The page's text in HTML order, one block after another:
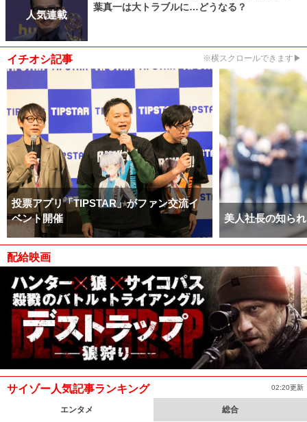
人気連載
葉真一は大トラブルに…どうなる？
イチオシ記事 ※横スクロールできます▶
投票アプリ「TIPSTAR」がファン交流イ
ベント開催
美人社長の知ら
配給映画
サイゾー人気記事ランキング 02:20更新
エンタメ 総合